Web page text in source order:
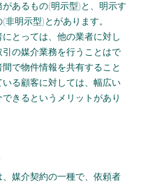
あるもの(明示型)と、明示す
非明示型)とがあります。
とっては、他の業者に対し
の媒介業務を行うことはで
で物件情報を共有すること
る顧客に対しては、幅広い
きるというメリットがあり
媒介契約の一種で、依頼者